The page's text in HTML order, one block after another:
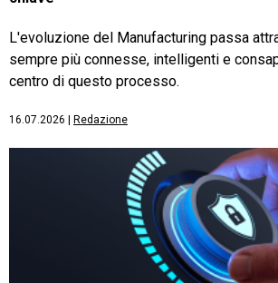
L'evoluzione del Manufacturing passa
sempre più connesse, intelligenti e
centro di questo processo.
16.07.2026 Redazione